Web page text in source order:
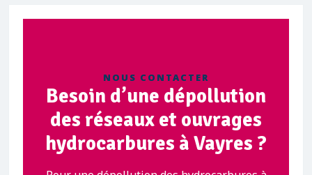
NOUS CONTACTER
Besoin d’une dépollution
des réseaux et ouvrages
hydrocarbures à Vayres ?